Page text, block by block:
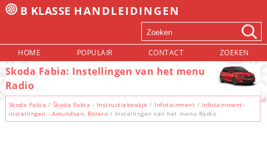
B KLASSE HANDLEIDINGEN
HOME POPULAIR CONTACT ZOEKEN
Skoda Fabia: Instellingen van het menu
Radio
Skoda Fabia / Škoda Fabia - Instructieboekje / Infotainment / Infotainment-
instellingen - Amundsen, Bolero / Instellingen van het menu Radio